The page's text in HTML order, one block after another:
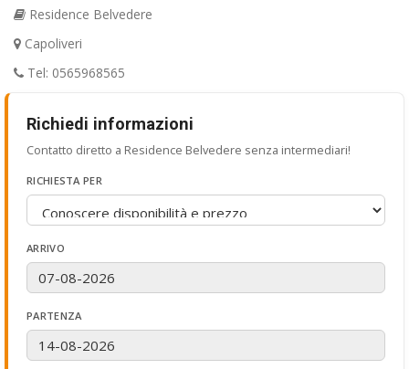
Residence Belvedere
Capoliveri
Tel: 0565968565
Richiedi informazioni
Contatto diretto a Residence Belvedere senza intermediari!
RICHIESTA PER
ARRIVO
PARTENZA